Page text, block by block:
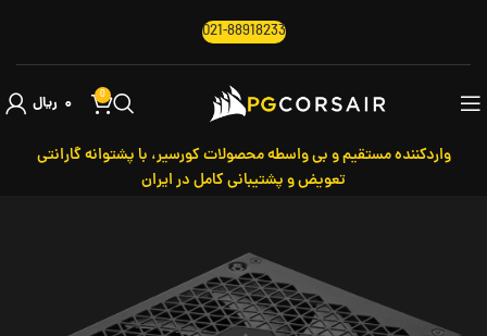
021-88918233
0 ریال
واردکننده مستقیم و بی واسطه محصولات کورسیر، با پشتوانه گارانتی
تعویض و پشتیبانی کامل در ایران